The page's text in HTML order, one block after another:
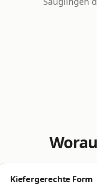
Kiefergerechte Form